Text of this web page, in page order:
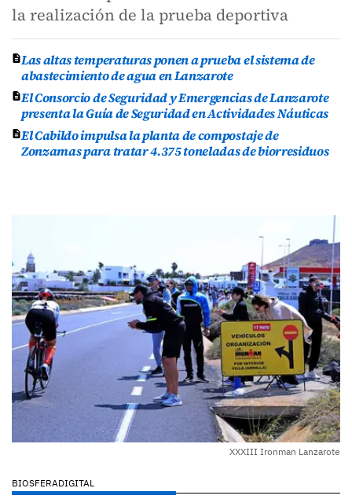
la realización de la prueba deportiva
Las altas temperaturas ponen a prueba el sistema de
abastecimiento de agua en Lanzarote
El Consorcio de Seguridad y Emergencias de Lanzarote
presenta la Guía de Seguridad en Actividades Náuticas
El Cabildo impulsa la planta de compostaje de
Zonzamas para tratar 4.375 toneladas de biorresiduos
XXXIII Ironman Lanzarote
BIOSFERADIGITAL